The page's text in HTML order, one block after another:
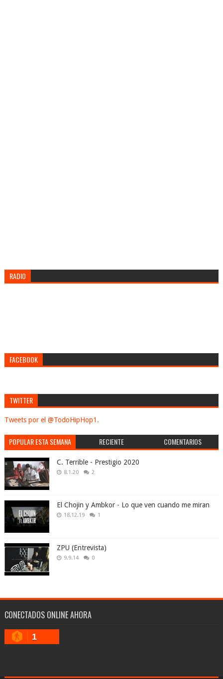
RADIO
FACEBOOK
TWITTER
Tweets por el @TodoHipHop1.
POPULAR ESTA SEMANA RECIENTE COMENTARIOS
C. Terrible - Prestigio 2020
8.1.20 2
El Chojin y Ambkor - Lo que ven cuando me miran
18.12.19 1
ZPU (Entrevista)
9.9.14 0
CONECTADOS ONLINE AHORA
1